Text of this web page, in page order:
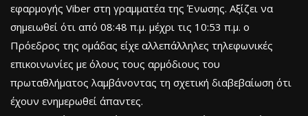
εφαρμογής Viber στη γραμματέα της Ένωσης. Αξίζει να
σημειωθεί ότι από 08:48 π.μ. μέχρι τις 10:53 π.μ. ο
Πρόεδρος της ομάδας είχε αλλεπάλληλες τηλεφωνικές
επικοινωνίες με όλους τους αρμόδιους του
πρωταθλήματος λαμβάνοντας τη σχετική διαβεβαίωση ότι
έχουν ενημερωθεί άπαντες.